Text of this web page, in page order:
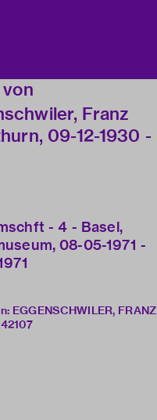
von
Franz
09-12-1930 -
- 4 - Basel,
08-05-1971 -
EGGENSCHWILER, FRANZ